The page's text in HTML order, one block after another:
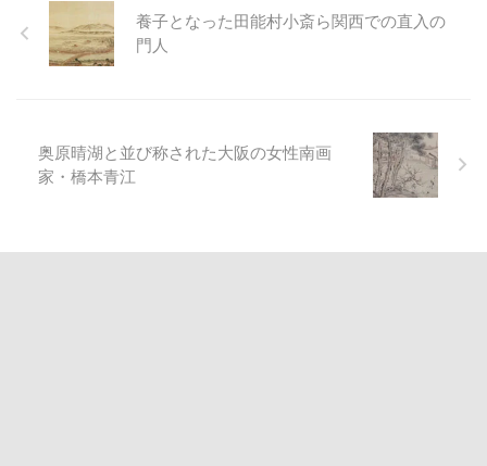
養子となった田能村小斎ら関西での直入の
門人
奥原晴湖と並び称された大阪の女性南画
家・橋本青江